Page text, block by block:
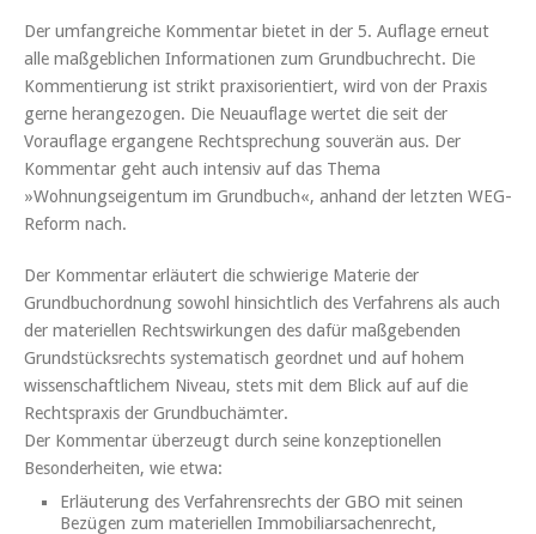
Der umfangreiche Kommentar bietet in der 5. Auflage erneut
alle maßgeblichen Informationen zum Grundbuchrecht. Die
Kommentierung ist strikt praxisorientiert, wird von der Praxis
gerne herangezogen. Die Neuauflage wertet die seit der
Vorauflage ergangene Rechtsprechung souverän aus. Der
Kommentar geht auch intensiv auf das Thema
»Wohnungseigentum im Grundbuch«, anhand der letzten WEG-
Reform nach.
Der Kommentar erläutert die schwierige Materie der
Grundbuchordnung sowohl hinsichtlich des Verfahrens als auch
der materiellen Rechtswirkungen des dafür maßgebenden
Grundstücksrechts systematisch geordnet und auf hohem
wissenschaftlichem Niveau, stets mit dem Blick aufauf die
Rechtspraxis der Grundbuchämter.
Der Kommentar überzeugt durch seine konzeptionellen
Besonderheiten, wie etwa:
Erläuterung des Verfahrensrechts der GBO mit seinen
Bezügen zum materiellen Immobiliarsachenrecht,